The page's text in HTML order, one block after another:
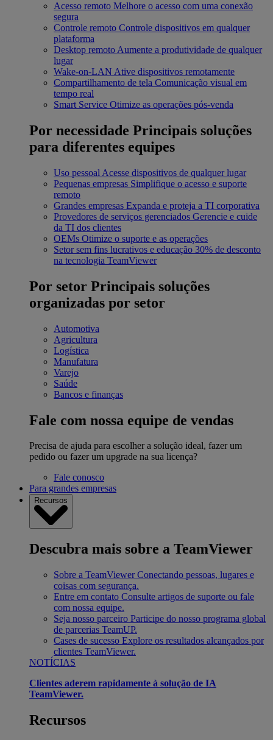
Acesso remoto Melhore o acesso com uma conexão
segura
Controle remoto Controle dispositivos em qualquer
plataforma
Desktop remoto Aumente a produtividade de qualquer
lugar
Wake-on-LAN Ative dispositivos remotamente
Compartilhamento de tela Comunicação visual em
tempo real
Smart Service Otimize as operações pós-venda
Por necessidade Principais soluções
para diferentes equipes
Uso pessoal Acesse dispositivos de qualquer lugar
Pequenas empresas Simplifique o acesso e suporte
remoto
Grandes empresas Expanda e proteja a TI corporativa
Provedores de serviços gerenciados Gerencie e cuide
da TI dos clientes
OEMs Otimize o suporte e as operações
Setor sem fins lucrativos e educação 30% de desconto
na tecnologia TeamViewer
Por setor Principais soluções
organizadas por setor
Automotiva
Agricultura
Logística
Manufatura
Varejo
Saúde
Bancos e finanças
Fale com nossa equipe de vendas
Precisa de ajuda para escolher a solução ideal, fazer um
pedido ou fazer um upgrade na sua licença?
Fale conosco
Para grandes empresas
Recursos
Descubra mais sobre a TeamViewer
Sobre a TeamViewer Conectando pessoas, lugares e
coisas com segurança.
Entre em contato Consulte artigos de suporte ou fale
com nossa equipe.
Seja nosso parceiro Participe do nosso programa global
de parcerias TeamUP.
Cases de sucesso Explore os resultados alcançados por
clientes TeamViewer.
NOTÍCIAS
Clientes aderem rapidamente à solução de IA
TeamViewer.
Recursos